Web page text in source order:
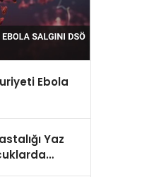
Ebola
Yaz